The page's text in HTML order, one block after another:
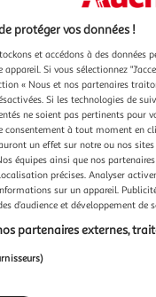
protéger vos données !
et accédons à des données
Si vous sélectionnez
« Nous et nos partenaires
Si les technologies de
ne soient pas pertinents pour
consentement à tout moment en
un effet sur notre ou nos
équipes ainsi que nos
précises. Analyser
sur un appareil.
d’audience et développement de
partenaires externes,